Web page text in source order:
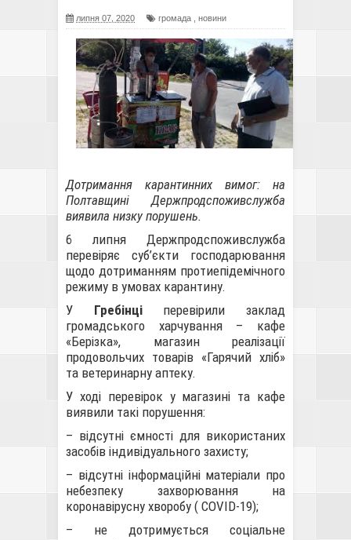
липня 07, 2020 громада новини
Дотримання карантинних вимог: на
Полтавщині Держпродспоживслужба
виявила низку порушень.
6 липня Держпродспоживслужба
перевіряє суб’єкти господарювання
щодо дотриманням протиепідемічного
режиму в умовах карантину.
У Гребінціперевірили заклад
громадського харчування – кафе
«Берізка», магазин реалізації
продовольчих товарів «Гарячий хліб»
та ветеринарну аптеку.
У ході перевірок у магазині та кафе
виявили такі порушення:
– відсутні ємності для використаних
засобів індивідуального захисту;
– відсутні інформаційні матеріали про
небезпеку захворювання на
коронавірусну хворобу ( COVID-19);
– не дотримується соціальне